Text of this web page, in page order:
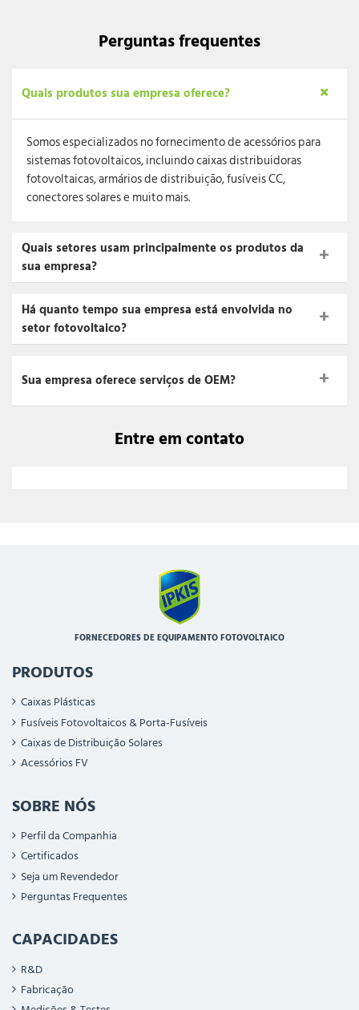
Perguntas frequentes
Quais produtos sua empresa oferece?
Somos especializados no fornecimento de acessórios para
sistemas fotovoltaicos, incluindo caixas distribuidoras
fotovoltaicas, armários de distribuição, fusíveis CC,
conectores solares e muito mais.
Quais setores usam principalmente os produtos da
sua empresa?
Há quanto tempo sua empresa está envolvida no
setor fotovoltaico?
Sua empresa oferece serviços de OEM?
Entre em contato
FORNECEDORES DE EQUIPAMENTO FOTOVOLTAICO
PRODUTOS
Caixas Plásticas
Fusíveis Fotovoltaicos & Porta-Fusíveis
Caixas de Distribuição Solares
Acessórios FV
SOBRE NÓS
Perfil da Companhia
Certificados
Seja um Revendedor
Perguntas Frequentes
CAPACIDADES
R&D
Fabricação